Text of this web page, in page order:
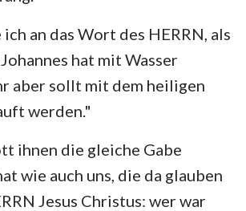
ich an das Wort des HERRN, als
hat mit Wasser
aber sollt mit dem heiligen
werden."
ihnen die gleiche Gabe
wie auch uns, die da glauben
Jesus Christus: wer war